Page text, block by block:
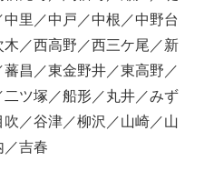
里／中戸／中根／中野台
／西高野／西三ケ尾／新
昌／東金野井／東高野／
ツ塚／船形／丸井／みず
／谷津／柳沢／山崎／山
／吉春